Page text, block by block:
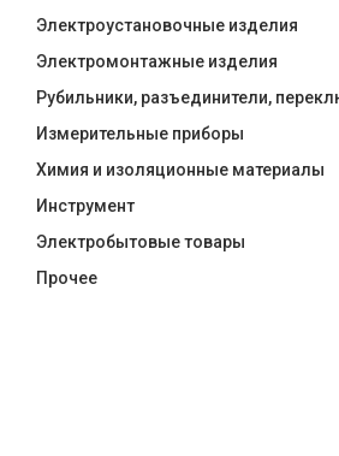
Электроустановочные изделия
Электромонтажные изделия
Рубильники, разъединители,
Измерительные приборы
Химия и изоляционные материалы
Инструмент
Электробытовые товары
Прочее